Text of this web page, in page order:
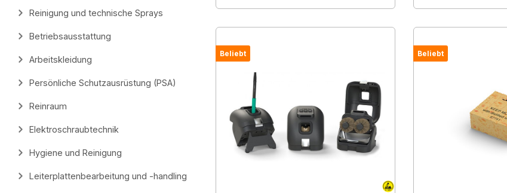
Reinigung und technische Sprays
Betriebsausstattung
Arbeitskleidung
Persönliche Schutzausrüstung (PSA)
Reinraum
Elektroschraubtechnik
Hygiene und Reinigung
Leiterplattenbearbeitung und -handling
Beliebt Beliebt